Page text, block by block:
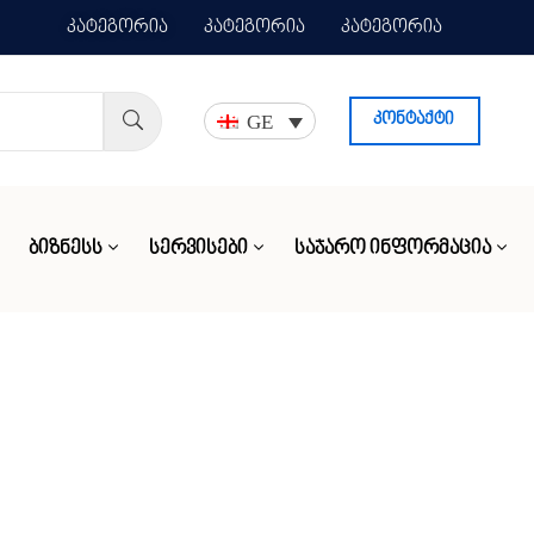
კატეგორია კატეგორია კატეგორია
GE კონტაქტი
ᲑᲘᲖᲜᲔᲡᲡ ᲡᲔᲠᲕᲘᲡᲔᲑᲘ ᲡᲐᲯᲐᲠᲝ ᲘᲜᲤᲝᲠᲛᲐᲪᲘᲐ